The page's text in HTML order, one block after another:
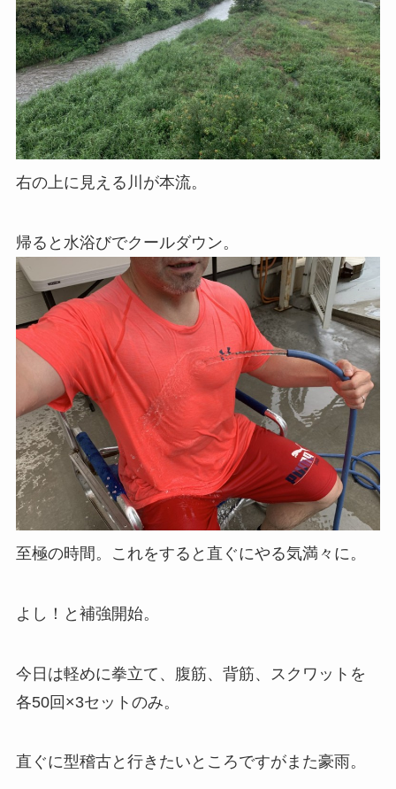
右の上に見える川が本流。
帰ると水浴びでクールダウン。
至極の時間。これをすると直ぐにやる気満々に。
よし！と補強開始。
今日は軽めに拳立て、腹筋、背筋、スクワットを
各50回×3セットのみ。
直ぐに型稽古と行きたいところですがまた豪雨。